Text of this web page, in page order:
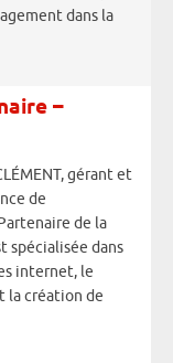
dans la
–
gérant et
de
de la
spécialisée dans
internet, le
la création de